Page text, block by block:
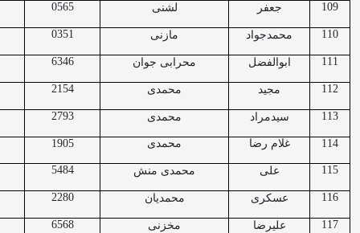
109 جعفر لشنی 0565
110 محمدجواد مازنی 0351
111 ابوالفضل محرابی جوان 6346
112 مجید محمدی 2154
113 سیدمراد محمدی 2793
114 غلام رضا محمدی 1905
115 علی محمدی منش 5484
116 عسکری محمدیان 2280
117 علیرضا مخزنی 6568